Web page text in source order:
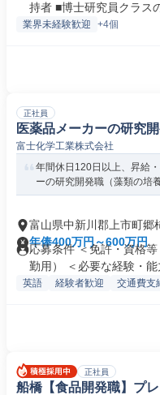
持者 ■博士研究員クラス
業界未経験歓迎 +4個
正社員
医薬品メーカーの研究
富士化学工業株式会社
年間休日120日以上、昇給
ーの研究開発職（藻類の培
富山県中新川郡上市町郷
年俸400万円～600万円
応募条件 ＜免許・資格
勤用） ＜必要な経験・能
英語 経験者歓迎 交通費支
正社員
船橋【食品開発職】プ